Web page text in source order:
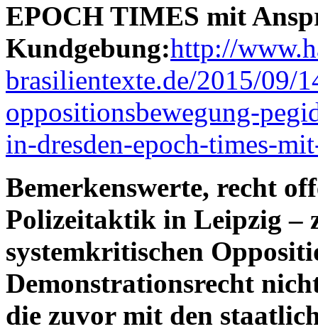
EPOCH TIMES mit
Kundgebung:http://
brasilientexte.de/2015/09/
oppositionsbewegung-
in-dresden-epoch-times-
Bemerkenswerte, recht
Polizeitaktik in Leipzig –
systemkritischen
Demonstrationsrecht
die zuvor mit den